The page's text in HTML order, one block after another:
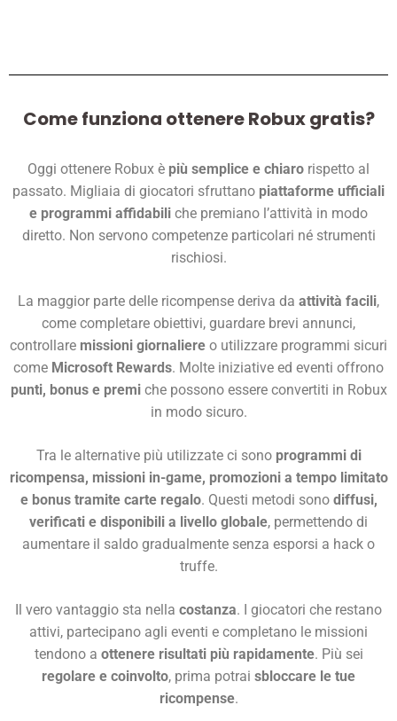
Come funziona ottenere Robux gratis?
Oggi ottenere Robux è più semplice e chiaro rispetto al
passato. Migliaia di giocatori sfruttano piattaforme ufficiali
e programmi affidabili che premiano l’attività in modo
diretto. Non servono competenze particolari né strumenti
rischiosi.
La maggior parte delle ricompense deriva da attività facili,
come completare obiettivi, guardare brevi annunci,
controllare missioni giornaliere o utilizzare programmi sicuri
come Microsoft Rewards. Molte iniziative ed eventi offrono
punti, bonus e premiche possono essere convertiti in Robux
in modo sicuro.
Tra le alternative più utilizzate ci sono programmi di
ricompensa, missioni in-game, promozioni a tempo limitato
e bonus tramite carte regalo. Questi metodi sono diffusi,
verificati e disponibili a livello globale, permettendo di
aumentare il saldo gradualmente senza esporsi a hack o
truffe.
Il vero vantaggio sta nella costanza. I giocatori che restano
attivi, partecipano agli eventi e completano le missioni
tendono a ottenere risultati più rapidamente. Più sei
regolare e coinvolto, prima potrai sbloccare le tue
ricompense.